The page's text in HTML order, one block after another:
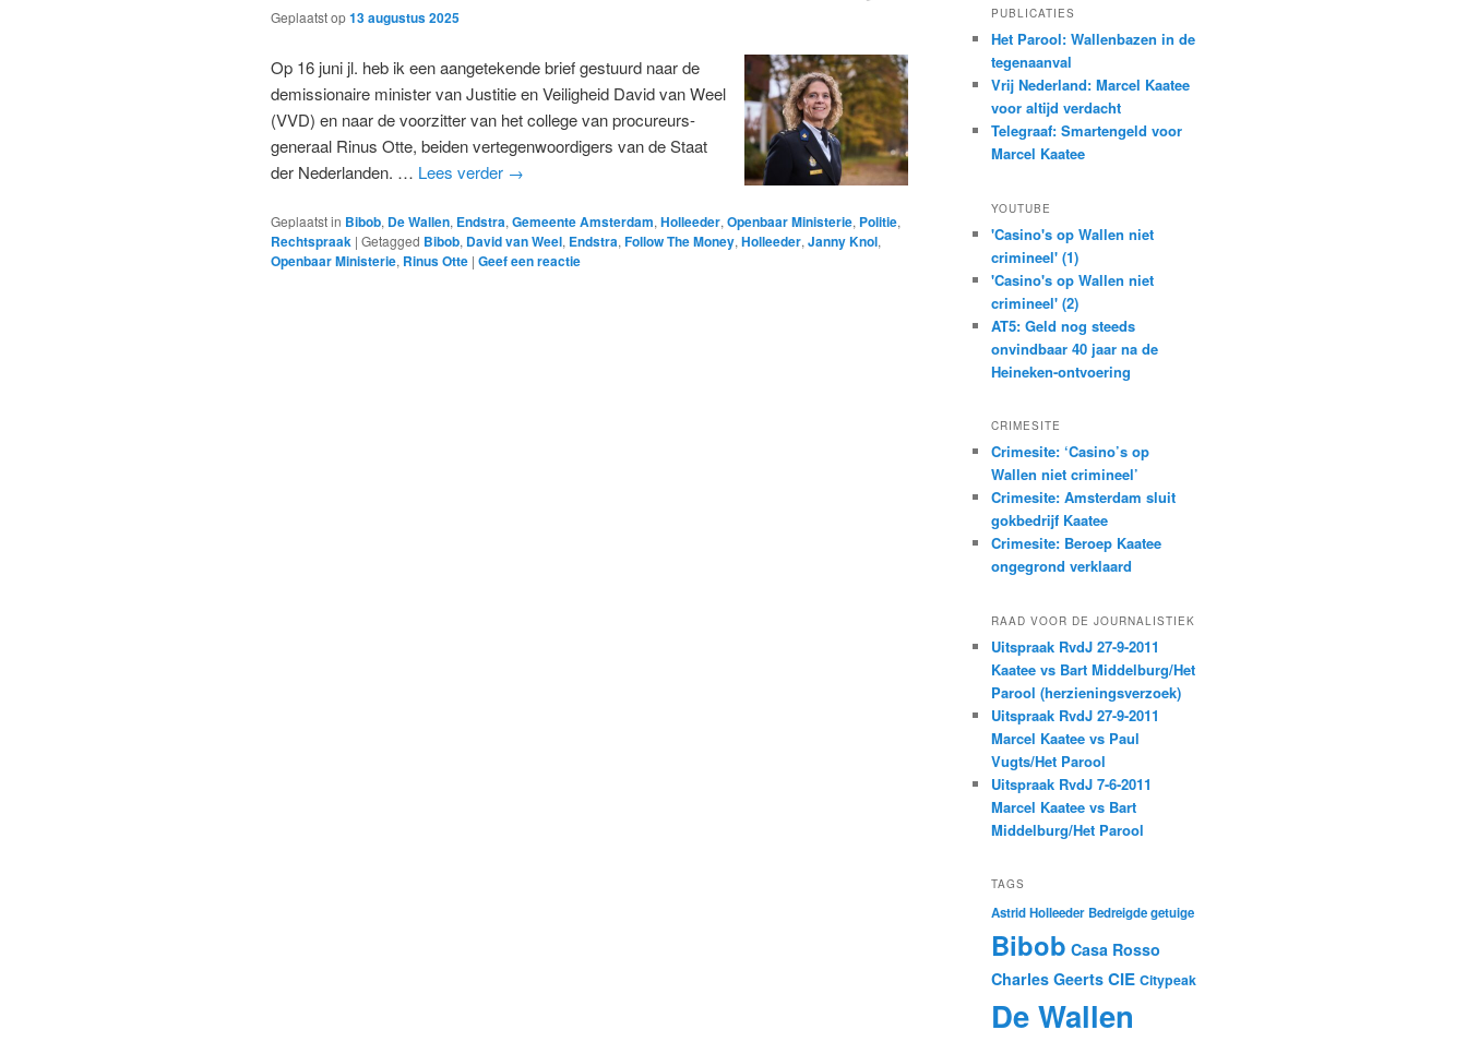
Geplaatst op13 augustus 2025
Op 16 juni jl. heb ik een aangetekende brief gestuurd naar de
demissionaire minister van Justitie en Veiligheid David van Weel
(VVD) en naar de voorzitter van het college van procureurs-
generaal Rinus Otte, beiden vertegenwoordigers van de Staat
der Nederlanden. … Lees verder →
Geplaatst in Bibob, De Wallen, Endstra, Gemeente Amsterdam, Holleeder, Openbaar Ministerie, Politie,
Rechtspraak | Getagged Bibob, David van Weel, Endstra, Follow The Money, Holleeder, Janny Knol,
Openbaar Ministerie, Rinus Otte | Geef een reactie
PUBLICATIES
Het Parool: Wallenbazen in de
tegenaanval
Vrij Nederland: Marcel Kaatee
voor altijd verdacht
Telegraaf: Smartengeld voor
Marcel Kaatee
YOUTUBE
'Casino's op Wallen niet
crimineel' (1)
'Casino's op Wallen niet
crimineel' (2)
AT5: Geld nog steeds
onvindbaar 40 jaar na de
Heineken-ontvoering
CRIMESITE
Crimesite: ‘Casino’s op
Wallen niet crimineel’
Crimesite: Amsterdam sluit
gokbedrijf Kaatee
Crimesite: Beroep Kaatee
ongegrond verklaard
RAAD VOOR DE JOURNALISTIEK
Uitspraak RvdJ 27-9-2011
Kaatee vs Bart Middelburg/Het
Parool (herzieningsverzoek)
Uitspraak RvdJ 27-9-2011
Marcel Kaatee vs Paul
Vugts/Het Parool
Uitspraak RvdJ 7-6-2011
Marcel Kaatee vs Bart
Middelburg/Het Parool
TAGS
Astrid Holleeder Bedreigde getuige
Bibob Casa Rosso
Charles Geerts CIE Citypeak
De Wallen